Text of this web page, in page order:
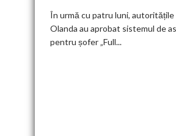
datele
de
În urmă cu patru luni, autoritățile
Olanda au aprobat sistemul de
pentru șofer „Full...